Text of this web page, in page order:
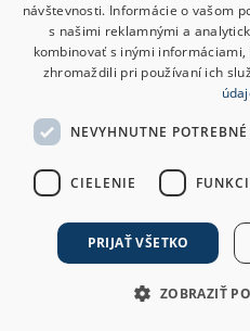
návštevnosti. Informácie o vašom
s našimi reklamnými a
kombinovať s inými
zhromaždili pri používaní ich
NEVYHNUTNE POTREBNÉ
CIELENIE
PRIJAŤ VŠETKO
ZOBRAZIŤ